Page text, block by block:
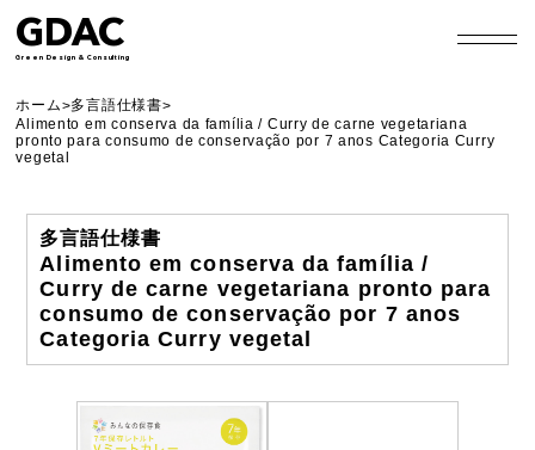
GDAC
Green Design & Consulting
ホーム>多言語仕様書>
Alimento em conserva da família / Curry de carne vegetariana
pronto para consumo de conservação por 7 anos Categoria Curry
vegetal
多言語仕様書
Alimento em conserva da família /
Curry de carne vegetariana pronto para
consumo de conservação por 7 anos
Categoria Curry vegetal